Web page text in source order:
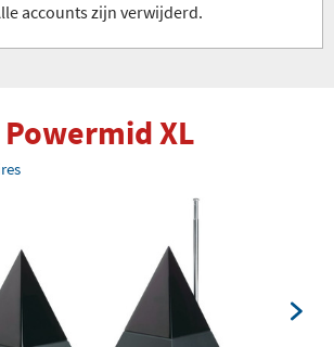
accounts zijn verwijderd.
XL